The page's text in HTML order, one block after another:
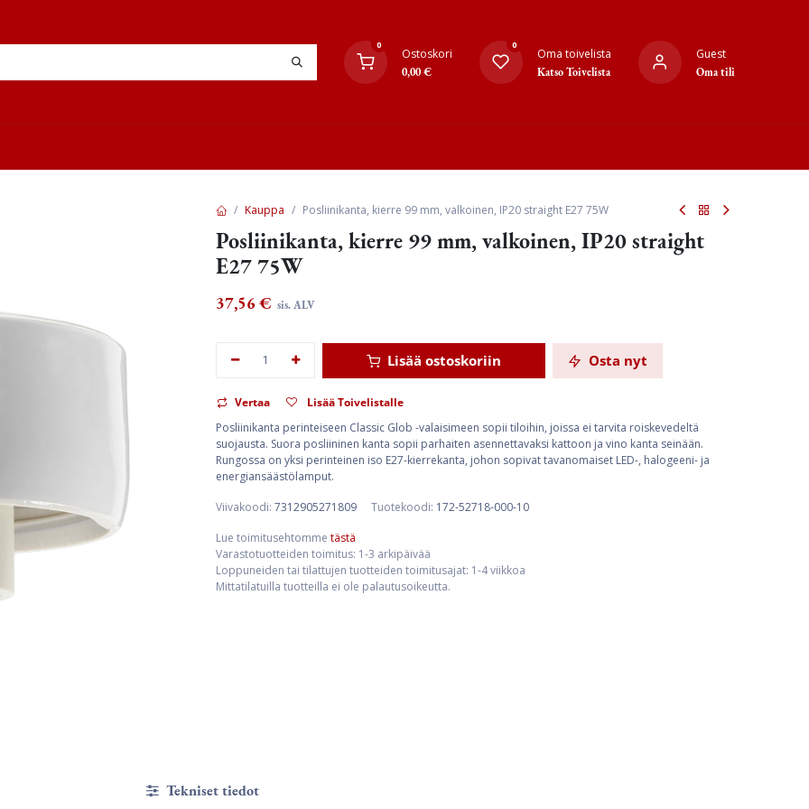
0
Ostoskori
0,00€
0
Oma toivelista
Katso Toivelista
Guest
Oma tili
Kauppa Posliinikanta, kierre 99 mm, valkoinen, IP20 straight E27 75W
Posliinikanta, kierre 99 mm, valkoinen, IP20 straight
E27 75W
37,56€ sis. ALV
Lisää ostoskoriin Osta nyt
Vertaa
Lisää Toivelistalle
Posliinikanta perinteiseen Classic Glob -valaisimeen sopii tiloihin, joissa ei tarvita roiskevedeltä
suojausta. Suora posliininen kanta sopii parhaiten asennettavaksi kattoon ja vino kanta seinään.
Rungossa on yksi perinteinen iso E27-kierrekanta, johon sopivat tavanomaiset LED-, halogeeni- ja
energiansäästölamput.
Viivakoodi: 7312905271809 Tuotekoodi: 172-52718-000-10
Lue toimitusehtomme tästä
Varastotuotteiden toimitus: 1-3 arkipäivää
Loppuneiden tai tilattujen tuotteiden toimitusajat: 1-4 viikkoa
Mittatilatuilla tuotteilla ei ole palautusoikeutta.
Tekniset tiedot